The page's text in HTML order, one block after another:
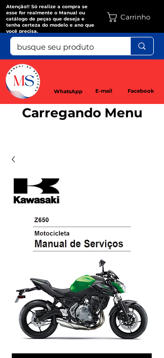
Atenção!! Só realize a compra se
esse for realmente o Manual ou
catálogo de peças que deseja e
tenha certeza do modelo e ano que
você precisa.
WhatsApp E-mail Facebook
Carrinho
Carregando Menu